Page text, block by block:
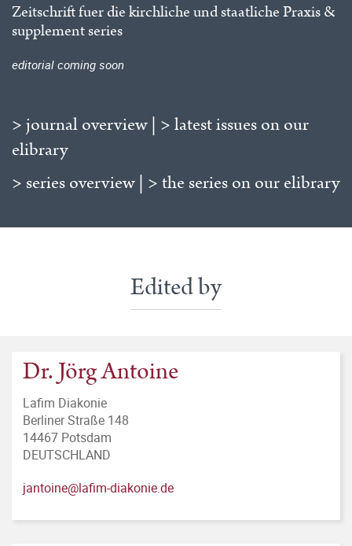
Zeitschrift fuer die kirchliche und staatliche Praxis &
supplement series
editorial coming soon
> journal overview| > latest issues on our
elibrary
> series overview| > the series on our elibrary
Edited by
Dr. Jörg Antoine
Lafim Diakonie
Berliner Straße 148
14467 Potsdam
DEUTSCHLAND
jantoine@lafim-diakonie.de